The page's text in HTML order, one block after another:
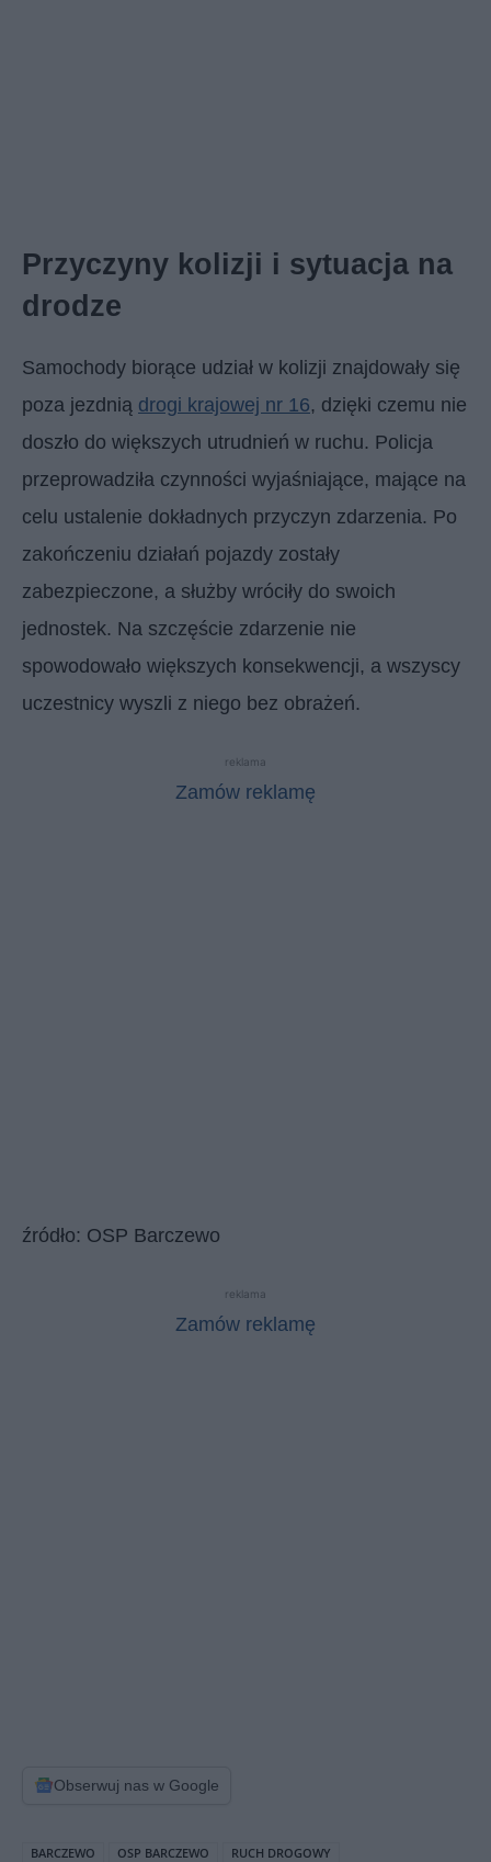
Przyczyny kolizji i sytuacja na
drodze
Samochody biorące udział w kolizji znajdowały się
poza jezdnią drogi krajowej nr 16, dzięki czemu nie
doszło do większych utrudnień w ruchu. Policja
przeprowadziła czynności wyjaśniające, mające na
celu ustalenie dokładnych przyczyn zdarzenia. Po
zakończeniu działań pojazdy zostały
zabezpieczone, a służby wróciły do swoich
jednostek. Na szczęście zdarzenie nie
spowodowało większych konsekwencji, a wszyscy
uczestnicy wyszli z niego bez obrażeń.
reklama
Zamów reklamę
źródło: OSP Barczewo
reklama
Zamów reklamę
Obserwuj nas w Google
BARCZEWO OSP BARCZEWO RUCH DROGOWY